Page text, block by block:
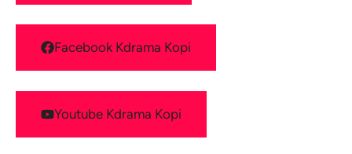
Facebook Kdrama Kopi
Youtube Kdrama Kopi